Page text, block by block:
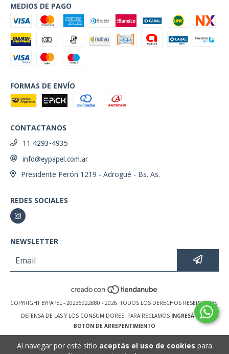
Al navegar por este sitio aceptás el uso de cookies para
MEDIOS DE PAGO
FORMAS DE ENVÍO
CONTACTANOS
11 4293-4935
info@eypapel.com.ar
Presidente Perón 1219 - Adrogué - Bs. As.
REDES SOCIALES
NEWSLETTER
COPYRIGHT EYPAPEL - 20236922880 - 2026. TODOS LOS DERECHOS RESERVADOS.
DEFENSA DE LAS Y LOS CONSUMIDORES. PARA RECLAMOS INGRESÁ ACÁ.
BOTÓN DE ARREPENTIMIENTO